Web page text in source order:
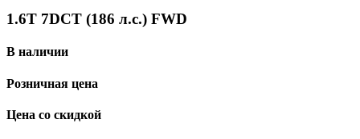
1.6T 7DCT (186 л.с.) FWD
В наличии
Розничная цена
Цена со скидкой